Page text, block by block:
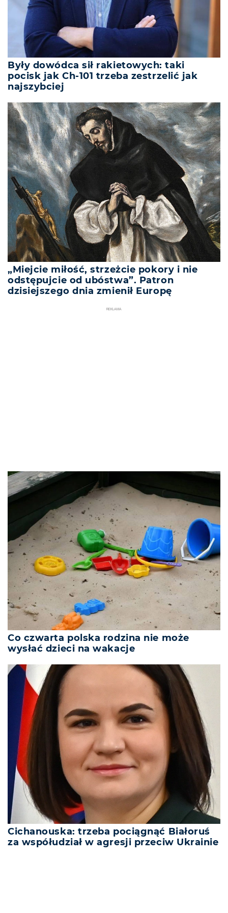
Były dowódca sił rakietowych: taki
pocisk jak Ch-101 trzeba zestrzelić jak
najszybciej
„Miejcie miłość, strzeżcie pokory i nie
odstępujcie od ubóstwa”. Patron
dzisiejszego dnia zmienił Europę
REKLAMA
Co czwarta polska rodzina nie może
wysłać dzieci na wakacje
Cichanouska: trzeba pociągnąć Białoruś
za współudział w agresji przeciw Ukrainie